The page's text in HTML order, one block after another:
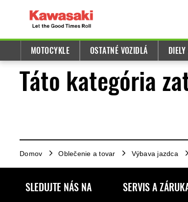
MOTOCYKLE OSTATNÉ VOZIDLÁ
Táto kategória
Domov Oblečenie a tovar Výbava jazdca
SLEDUJTE NÁS NA SERVIS A